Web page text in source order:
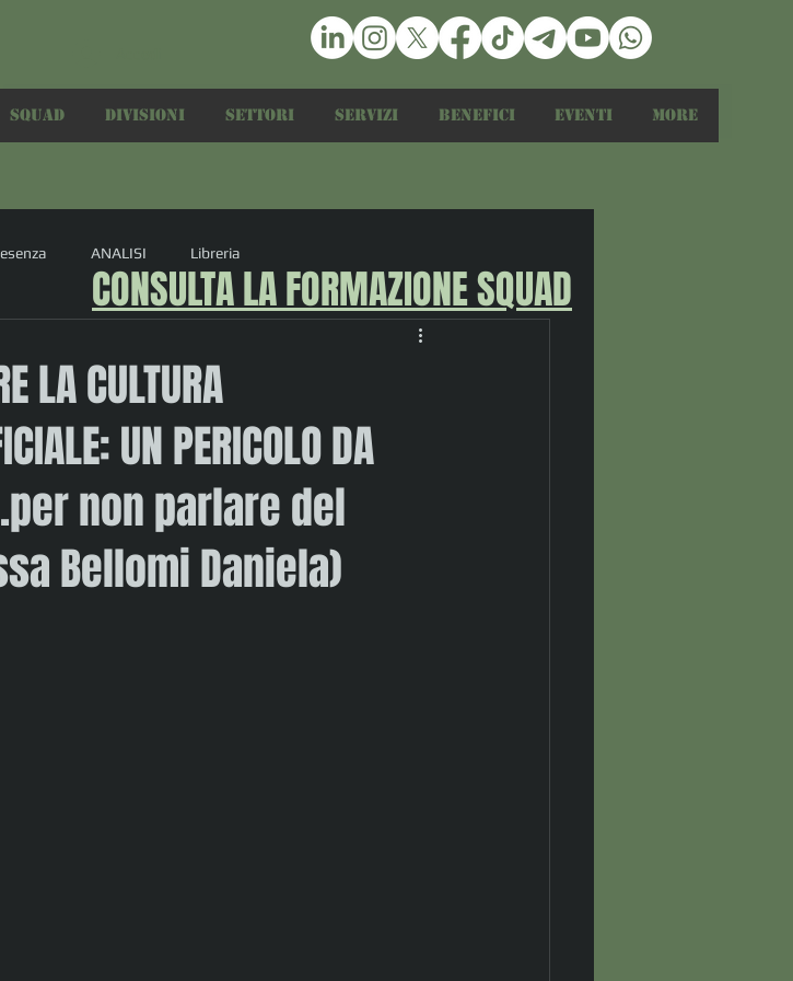
SQUAD DIVISIONI SETTORI Servizi Benefici Eventi More
ANALISI Libreria
LA CULTURA
UN PERICOLO DA
(...per non parlare del
Bellomi Daniela)
CONSULTA LA FORMAZIONE SQUAD